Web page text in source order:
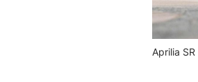
Aprilia